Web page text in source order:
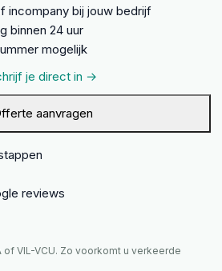
incompany bij jouw bedrijf
binnen 24 uur
mogelijk
je direct in →
aanvragen
reviews
of VIL-VCU. Zo voorkomt u verkeerde